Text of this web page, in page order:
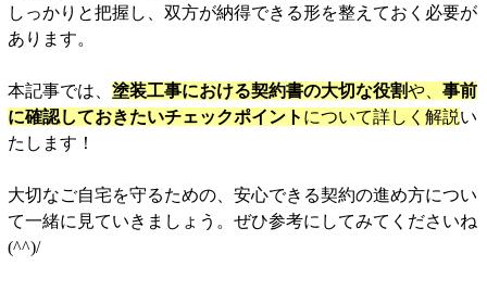
しっかりと把握し、双方が納得できる形を整えておく必要が
あります。
本記事では、 塗装工事における契約書の大切な役割や、 事前
に確認しておきたいチェックポイント について詳しく解説い
たします！
大切なご自宅を守るための、安心できる契約の進め方につい
て一緒に見ていきましょう。ぜひ参考にしてみてくださいね
(^^)/